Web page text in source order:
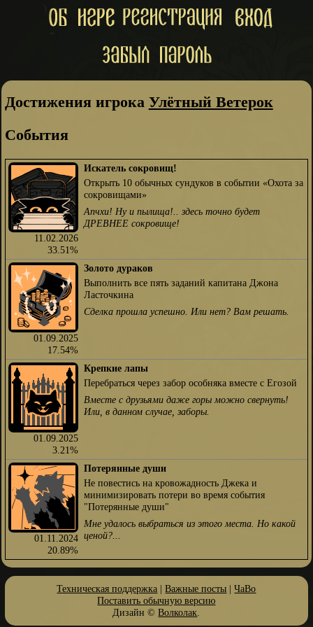
Достижения игрока Улётный Ветерок
События
11.02.2026
33.51%
Искатель сокровищ!
Открыть 10 обычных сундуков в событии «Охота за
сокровищами»
Апчхи! Ну и пылища!.. здесь точно будет
ДРЕВНЕЕ сокровище!
01.09.2025
17.54%
Золото дураков
Выполнить все пять заданий капитана Джона
Ласточкина
Сделка прошла успешно. Или нет? Вам решать.
01.09.2025
3.21%
Крепкие лапы
Перебраться через забор особняка вместе с Егозой
Вместе с друзьями даже горы можно свернуть!
Или, в данном случае, заборы.
01.11.2024
20.89%
Потерянные души
Не повестись на кровожадность Джека и
минимизировать потери во время события
"Потерянные души"
Мне удалось выбраться из этого места. Но какой
ценой?...
Техническая поддержка |Важные посты |ЧаВо
Поставить обычную версию
Дизайн ©Волколак